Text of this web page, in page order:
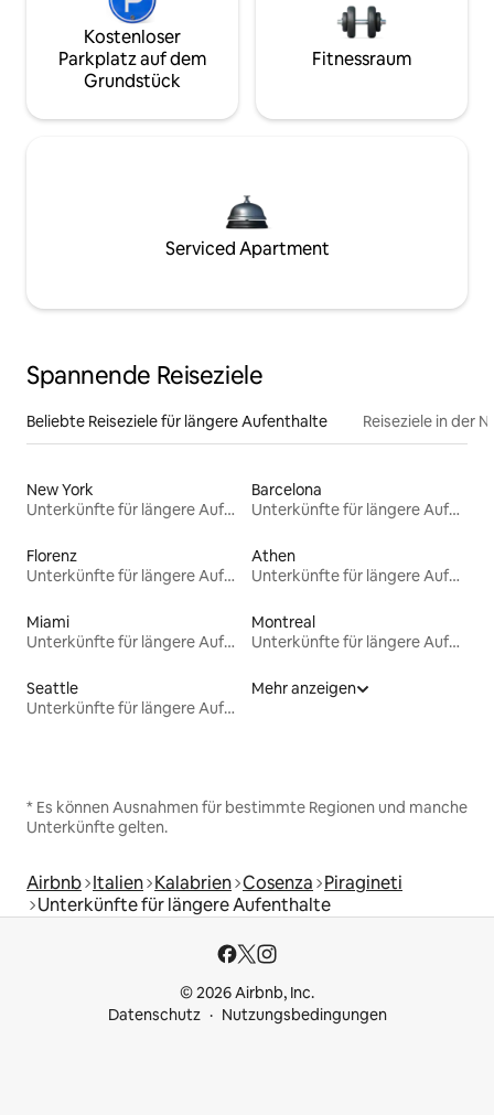
Kostenloser
Parkplatz auf dem
Grundstück
Fitnessraum
Serviced Apartment
Spannende Reiseziele
Beliebte Reiseziele für längere Aufenthalte Reiseziele in der
New York
Unterkünfte für längere Aufenthalte
Barcelona
Unterkünfte für längere Aufenthalte
Florenz
Unterkünfte für längere Aufenthalte
Athen
Unterkünfte für längere Aufenthalte
Miami
Unterkünfte für längere Aufenthalte
Montreal
Unterkünfte für längere Aufenthalte
Seattle
Unterkünfte für längere Aufenthalte
Mehr anzeigen
* Es können Ausnahmen für bestimmte Regionen und manche
Unterkünfte gelten.
Airbnb Italien Kalabrien Cosenza Piragineti
Unterkünfte für längere Aufenthalte
© 2026 Airbnb, Inc.
Datenschutz
Nutzungsbedingungen